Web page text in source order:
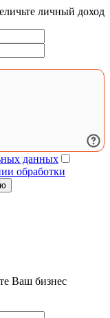
личный доход
данных
обработки
Ваш бизнес